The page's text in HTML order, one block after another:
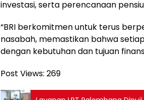
investasi, serta perencanaan
“BRI berkomitmen untuk terus
nasabah, memastikan bahwa
dengan kebutuhan dan tujuan
Post Views: 269